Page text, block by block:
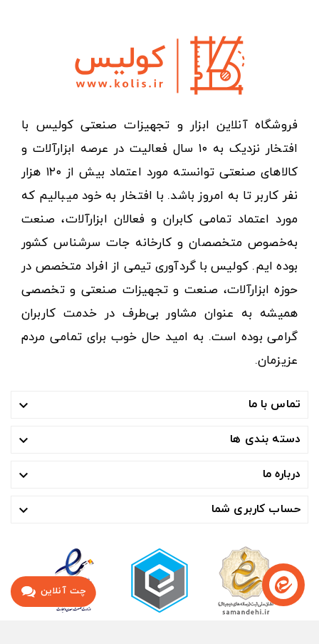
فروشگاه آنلاین ابزار و تجهیزات صنعتی کولیس با
افتخار نزدیک به ۱۰ سال فعالیت در عرصه ابزارآلات و
کالاهای صنعتی توانسته مورد اعتماد بیش از ۱۲۰ هزار
نفر کاربر تا به امروز باشد. با افتخار به خود میبالیم که
مورد اعتماد تمامی کابران و فعالان ابزارآلات، صنعت
به‌خصوص متخصصان و کارخانه جات سرشناس کشور
بوده ایم. کولیس با گردآوری تیمی از افراد متخصص در
حوزه ابزارآلات، صنعت و تجهیزات صنعتی و تخصصی
همیشه به عنوان مشاور بی‌طرف در خدمت کاربران
گرامی بوده است. به امید حال خوب برای تمامی مردم
عزیزمان.
تماس با ما 
دسته بندی ها 
درباره ما 
حساب کاربری شما 
چت آنلاین